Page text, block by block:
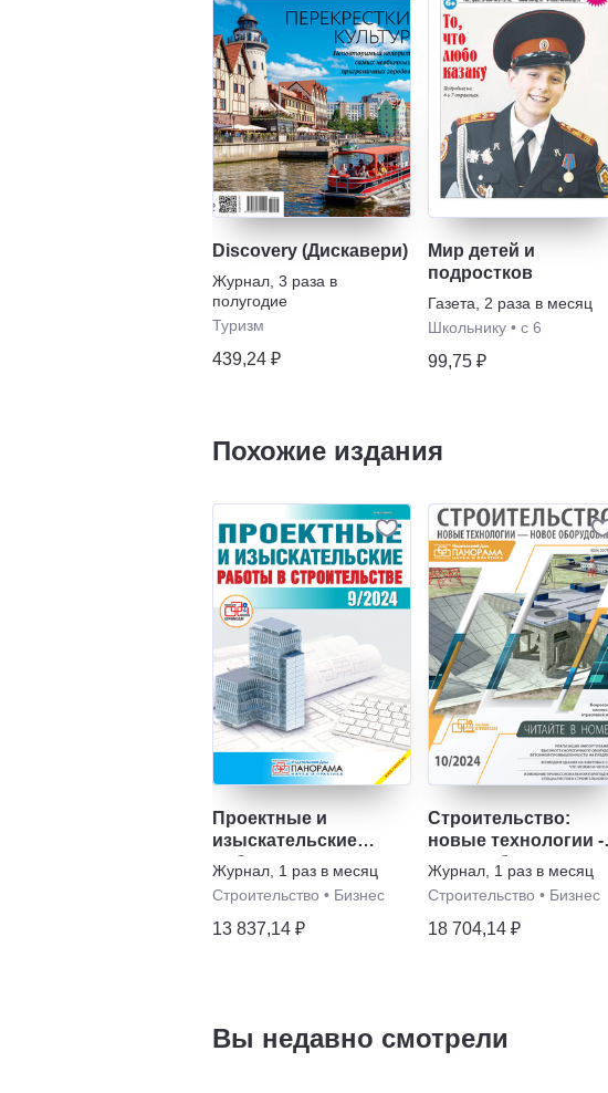
Discovery (Дискавери)
Журнал 3 раза в
полугодие
Туризм
439,24 ₽
Мир детей и
подростков
Газета
2 раза в месяц
Школьнику • с 6
99,75 ₽
Похожие издания
Проектные и
изыскательские
работы в
строительстве
Журнал 1 раз в месяц
Строительство • Бизнес
13 837,14 ₽
Строительство:
новые технологии -
новое оборудование
Журнал 1 раз в месяц
Строительство • Бизнес
18 704,14 ₽
Вы недавно смотрели